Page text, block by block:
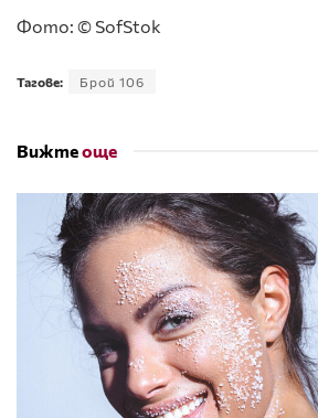
Фото: © SofStok
Тагове: Брой 106
Вижтеоще